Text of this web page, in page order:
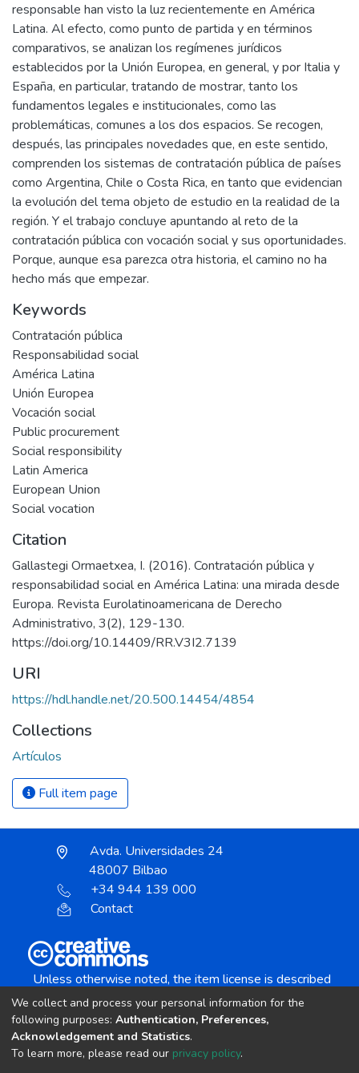
responsable han visto la luz recientemente en América
Latina. Al efecto, como punto de partida y en términos
comparativos, se analizan los regímenes jurídicos
establecidos por la Unión Europea, en general, y por Italia y
España, en particular, tratando de mostrar, tanto los
fundamentos legales e institucionales, como las
problemáticas, comunes a los dos espacios. Se recogen,
después, las principales novedades que, en este sentido,
comprenden los sistemas de contratación pública de países
como Argentina, Chile o Costa Rica, en tanto que evidencian
la evolución del tema objeto de estudio en la realidad de la
región. Y el trabajo concluye apuntando al reto de la
contratación pública con vocación social y sus oportunidades.
Porque, aunque esa parezca otra historia, el camino no ha
hecho más que empezar.
Keywords
Contratación pública
Responsabilidad social
América Latina
Unión Europea
Vocación social
Public procurement
Social responsibility
Latin America
European Union
Social vocation
Citation
Gallastegi Ormaetxea, I. (2016). Contratación pública y
responsabilidad social en América Latina: una mirada desde
Europa. Revista Eurolatinoamericana de Derecho
Administrativo, 3(2), 129-130.
https://doi.org/10.14409/RR.V3I2.7139
URI
https://hdl.handle.net/20.500.14454/4854
Collections
Artículos
Full item page
Avda. Universidades 24
48007 Bilbao
+34 944 139 000
Contact
Unless otherwise noted, the item license is described
Creative Commons Attribution-NonCommercial-
We collect and process your personal information for the
following purposes: Authentication, Preferences,
Acknowledgement and Statistics.
To learn more, please read our privacy policy.